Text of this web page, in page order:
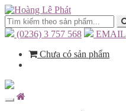
(0236) 3 757 568
EMAIL
Chưa có sản phẩm